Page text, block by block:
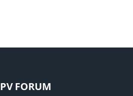
PV FORUM